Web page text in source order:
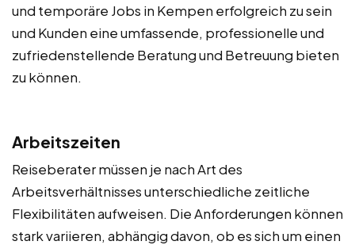
und temporäre Jobs in Kempen erfolgreich zu sein
und Kunden eine umfassende, professionelle und
zufriedenstellende Beratung und Betreuung bieten
zu können.
Arbeitszeiten
Reiseberater müssen je nach Art des
Arbeitsverhältnisses unterschiedliche zeitliche
Flexibilitäten aufweisen. Die Anforderungen können
stark variieren, abhängig davon, ob es sich um einen